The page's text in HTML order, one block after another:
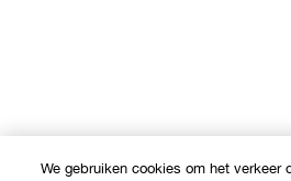
We gebruiken cookies om het verkeer